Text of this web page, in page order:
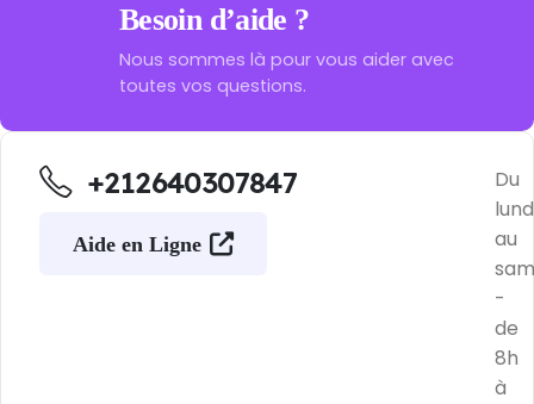
Besoin d’aide ?
Nous sommes là pour vous aider avec
toutes vos questions.
+212640307847
Aide en Ligne
Du
au
-
de
8h
à